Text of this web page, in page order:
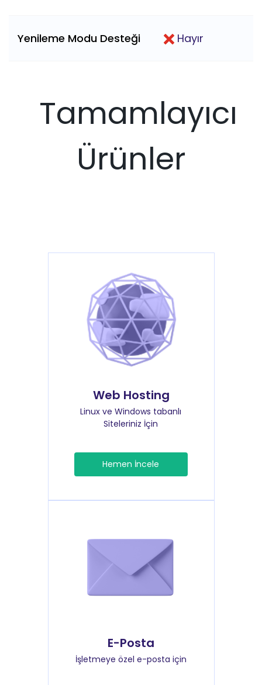
Yenileme Modu Desteği Hayır
Tamamlayıcı
Ürünler
Web Hosting
Linux ve Windows tabanlı
Siteleriniz İçin
Hemen İncele
E-Posta
İşletmeye özel e-posta için